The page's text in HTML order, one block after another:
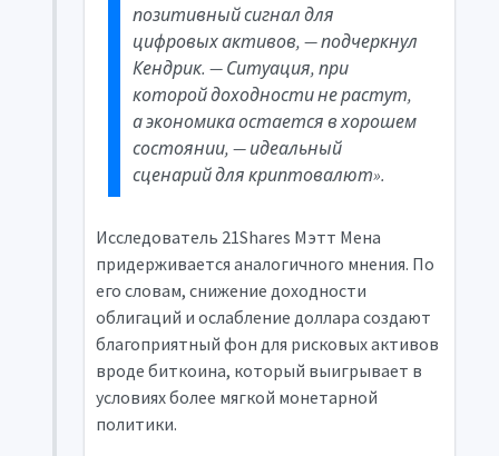
позитивный сигнал для
цифровых активов, — подчеркнул
Кендрик. — Ситуация, при
которой доходности не растут,
а экономика остается в хорошем
состоянии, — идеальный
сценарий для криптовалют».
Исследователь 21Shares Мэтт Мена
придерживается аналогичного мнения. По
его словам, снижение доходности
облигаций и ослабление доллара создают
благоприятный фон для рисковых активов
вроде биткоина, который выигрывает в
условиях более мягкой монетарной
политики.